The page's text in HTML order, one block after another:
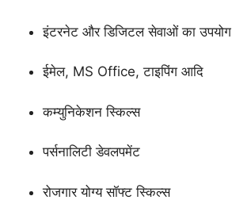
इंटरनेट और डिजिटल सेवाओं का उपयोग
ईमेल, MS Office, टाइपिंग आदि
कम्युनिकेशन स्किल्स
पर्सनालिटी डेवलपमेंट
रोजगार योग्य सॉफ्ट स्किल्स